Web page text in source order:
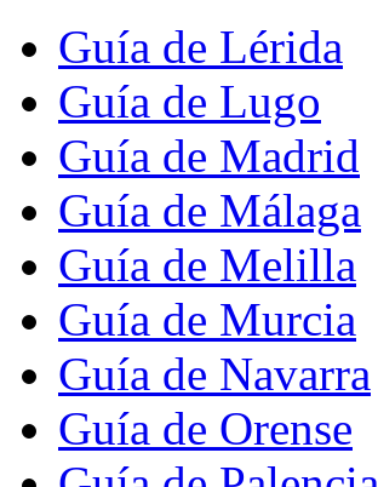
Guía de Lérida
Guía de Lugo
Guía de Madrid
Guía de Málaga
Guía de Melilla
Guía de Murcia
Guía de Navarra
Guía de Orense